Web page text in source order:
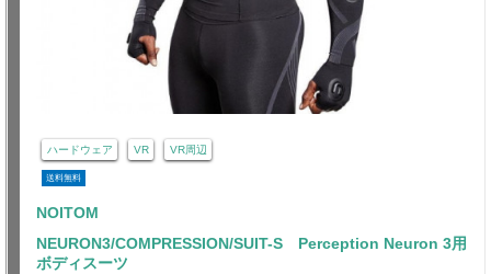
ハードウェア VR VR周辺
送料無料
NOITOM
NEURON3/COMPRESSION/SUIT-S Perception Neuron 3用
ボディスーツ